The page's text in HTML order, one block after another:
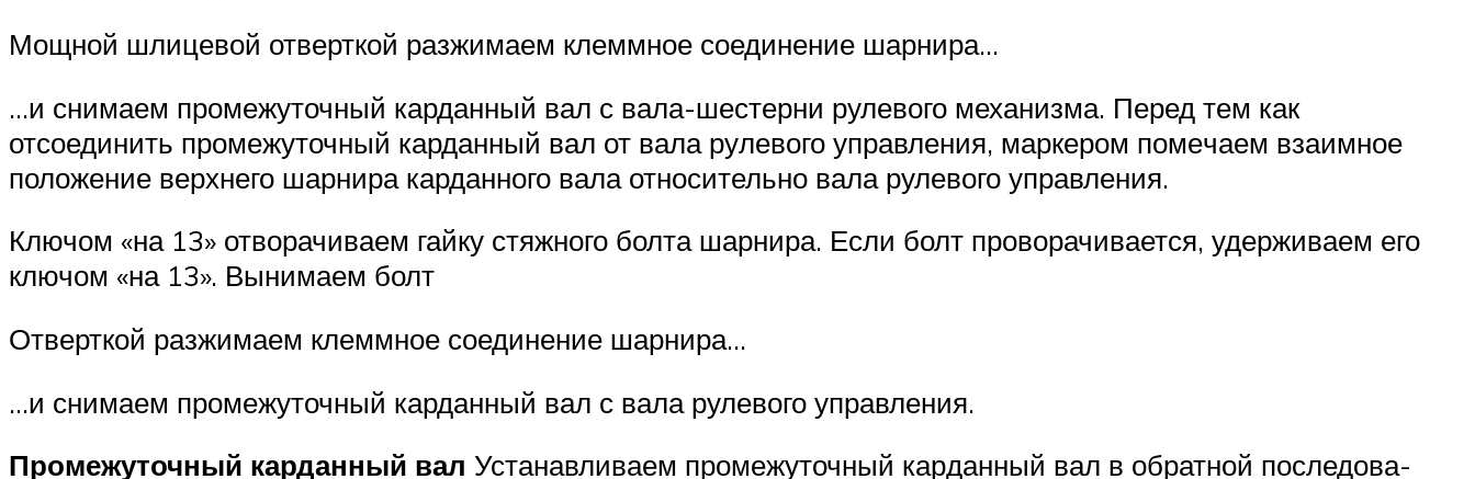
Мощной шлицевой отверткой разжимаем клеммное соедине­ние шарнира…
…и снимаем промежуточный карданный вал с вала-шестерни рулевого механизма. Перед тем как
отсоединить проме­жуточный карданный вал от вала ру­левого управления, маркером поме­чаем взаимное
положение верхнего шарнира карданного вала относи­тельно вала рулевого управления.
Ключом «на 13» отворачиваем гайку стяжного болта шарнира. Если болт проворачивается, удер­живаем его
ключом «на 13». Вынимаем болт
Отверткой разжимаем клеммное соединение шарнира…
…и снимаем промежуточный карданный вал с вала рулевого управления.
Промежуточный карданный вал Устанавливаем промежуточный кар­данный вал в обратной последова­